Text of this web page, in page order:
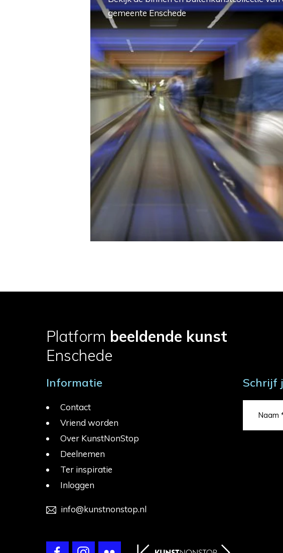
gemeente Enschede
Platform beeldende kunst
Enschede
Informatie
Contact
Vriend worden
Over KunstNonStop
Deelnemen
Ter inspiratie
Inloggen
info@kunstnonstop.nl
Schrijf